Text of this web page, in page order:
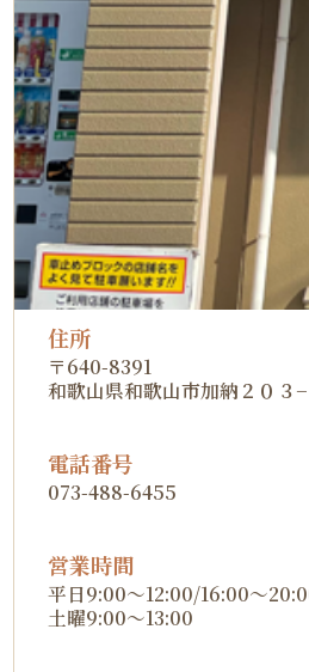
住所
〒640-8391
和歌山県和歌山市加納２０３
電話番号
073-488-6455
営業時間
平日9:00～12:00/16:00～
土曜9:00～13:00